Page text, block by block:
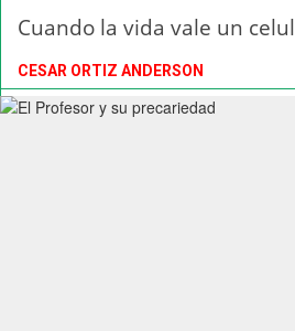
Cuando la vida vale un
CESAR ORTIZ ANDERSON